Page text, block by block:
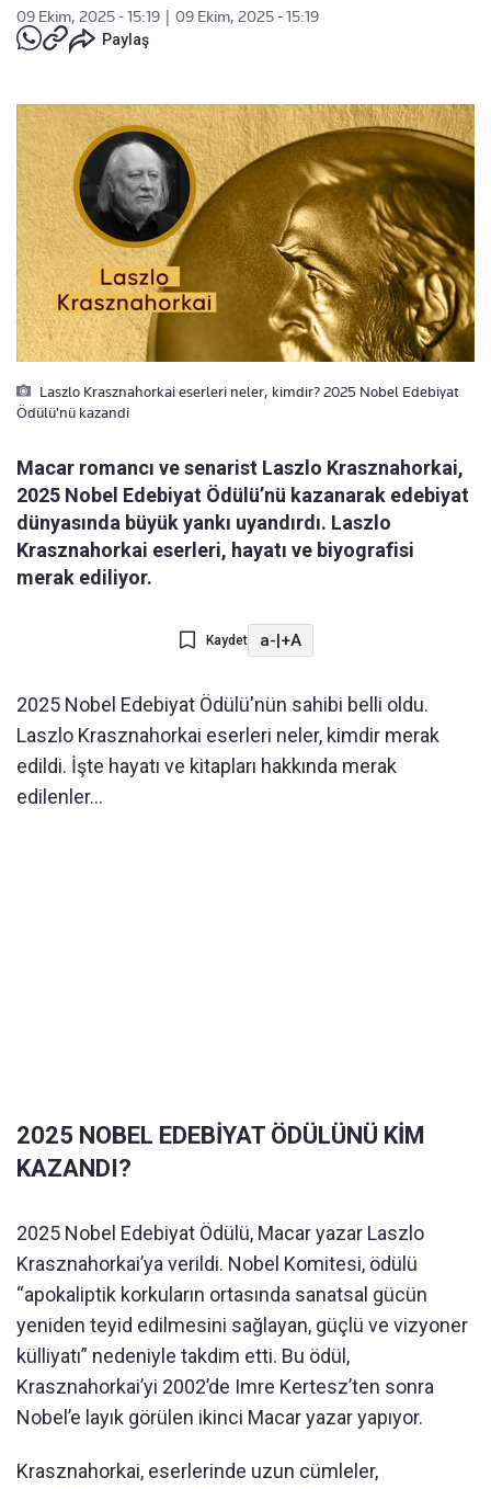
09 Ekim, 2025 - 15:19
09 Ekim, 2025 - 15:19
Paylaş
Laszlo Krasznahorkai eserleri neler, kimdir? 2025 Nobel Edebiyat
Ödülü'nü kazandi
Macar romancı ve senarist Laszlo Krasznahorkai,
2025 Nobel Edebiyat Ödülü’nü kazanarak edebiyat
dünyasında büyük yankı uyandırdı. Laszlo
Krasznahorkai eserleri, hayatı ve biyografisi
merak ediliyor.
Kaydet a-|+A
2025 Nobel Edebiyat Ödülü'nün sahibi belli oldu.
Laszlo Krasznahorkai eserleri neler, kimdir merak
edildi. İşte hayatı ve kitapları hakkında merak
edilenler...
2025 NOBEL EDEBİYAT ÖDÜLÜNÜ KİM
KAZANDI?
2025 Nobel Edebiyat Ödülü, Macar yazar Laszlo
Krasznahorkai’ya verildi. Nobel Komitesi, ödülü
“apokaliptik korkuların ortasında sanatsal gücün
yeniden teyid edilmesini sağlayan, güçlü ve vizyoner
külliyatı” nedeniyle takdim etti. Bu ödül,
Krasznahorkai’yi 2002’de Imre Kertesz’ten sonra
Nobel’e layık görülen ikinci Macar yazar yapıyor.
Krasznahorkai, eserlerinde uzun cümleler,